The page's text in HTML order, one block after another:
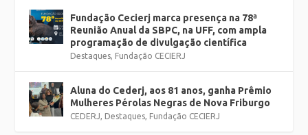
Fundação Cecierj marca presença na 78ª
Reunião Anual da SBPC, na UFF, com ampla
programação de divulgação científica
Destaques Fundação CECIERJ
Aluna do Cederj, aos 81 anos, ganha Prêmio
Mulheres Pérolas Negras de Nova Friburgo
CEDERJ Destaques Fundação CECIERJ